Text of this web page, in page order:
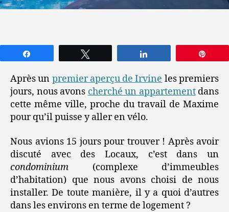
Après un premier aperçu de Irvine les premiers
jours, nous avons cherché un appartementdans
cette même ville, proche du travail de Maxime
pour qu’il puisse y aller en vélo.
Nous avions 15 jours pour trouver ! Après avoir
discuté avec des Locaux, c’est dans un
condominium (complexe d’immeubles
d’habitation) que nous avons choisi de nous
installer. De toute manière, il y a quoi d’autres
dans les environs en terme de logement ?